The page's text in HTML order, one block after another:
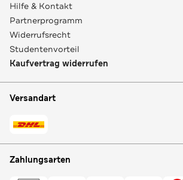
Hilfe & Kontakt
Partnerprogramm
Widerrufsrecht
Studentenvorteil
Kaufvertrag widerrufen
Versandart
Zahlungsarten